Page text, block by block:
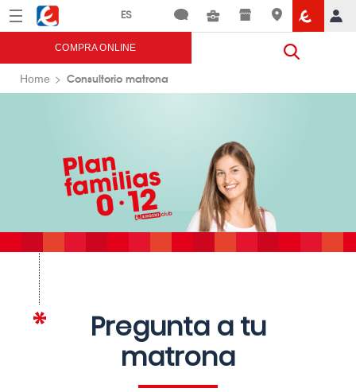
Menú Eroski
COMPRA ONLINE
Home Consultorio matrona
Pregunta a tu
matrona